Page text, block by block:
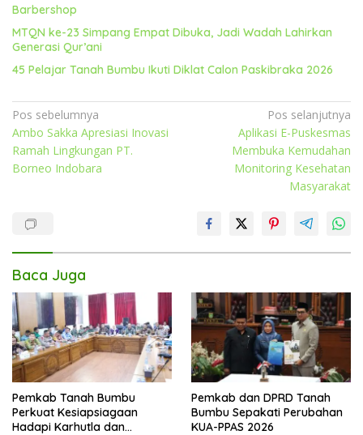
Barbershop
MTQN ke-23 Simpang Empat Dibuka, Jadi Wadah Lahirkan
Generasi Qur’ani
45 Pelajar Tanah Bumbu Ikuti Diklat Calon Paskibraka 2026
Navigasi
pos
Pos sebelumnya
Ambo Sakka Apresiasi Inovasi
Ramah Lingkungan PT.
Borneo Indobara
Pos selanjutnya
Aplikasi E-Puskesmas
Membuka Kemudahan
Monitoring Kesehatan
Masyarakat
Baca Juga
Pemkab Tanah Bumbu
Perkuat Kesiapsiagaan
Hadapi Karhutla dan
Pemkab dan DPRD Tanah
Bumbu Sepakati Perubahan
KUA-PPAS 2026